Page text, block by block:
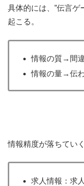
具体的には、”伝言ゲ
起こる。
情報の質→間
情報の量→伝
情報精度が落ちてい
求人情報：